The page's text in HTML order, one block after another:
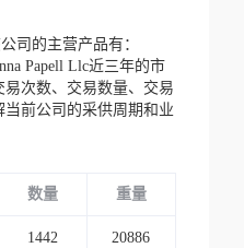
司的主营产品有：
Papell Llc近三年的市
次数、交易数量、交易
前公司的采供周期和业
数量 重量
1442 20886